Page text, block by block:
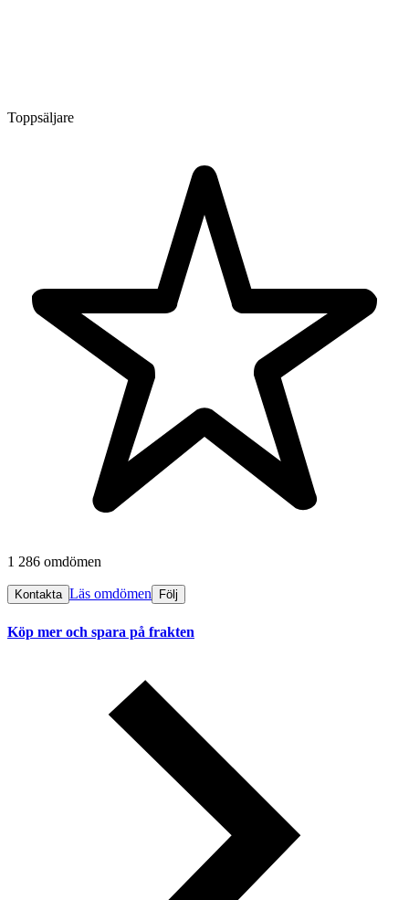
Toppsäljare
1 286 omdömen
Kontakta Läs omdömen Följ
Köp mer och spara på frakten